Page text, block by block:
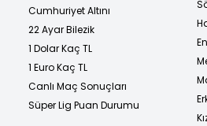
Cumhuriyet Altını
22 Ayar Bilezik
1 Dolar Kaç TL
1 Euro Kaç TL
Canlı Maç Sonuçları
Süper Lig Puan Durumu